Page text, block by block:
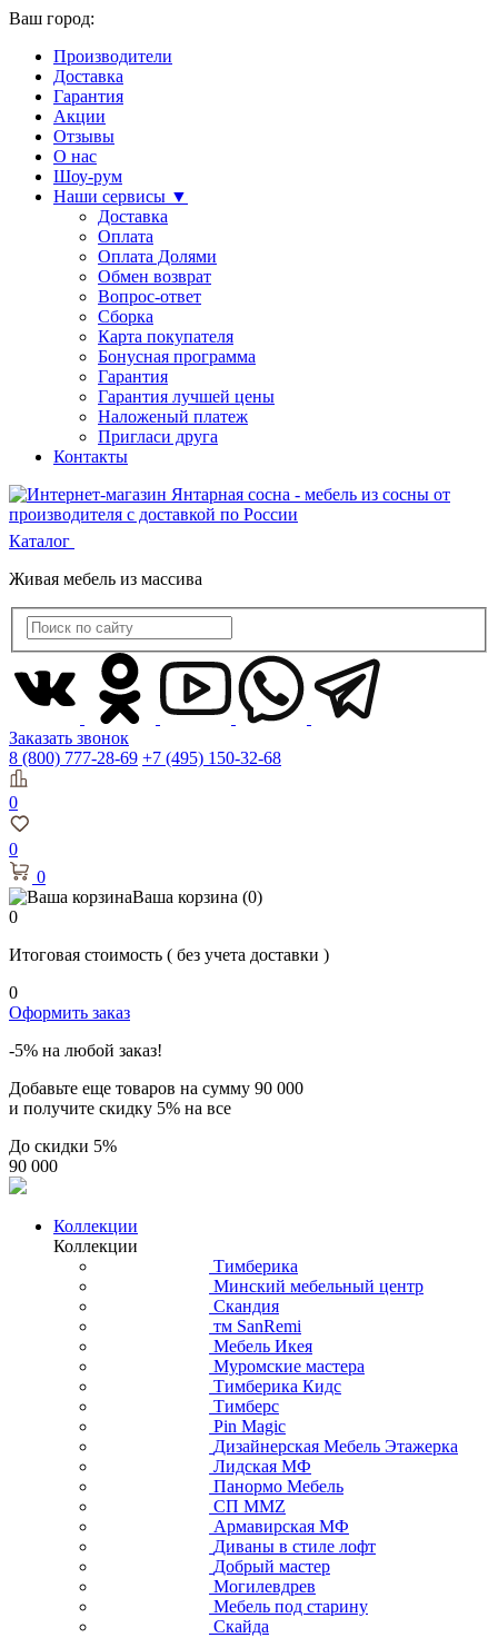
Ваш город:
Производители
Доставка
Гарантия
Акции
Отзывы
О нас
Шоу-рум
Наши сервисы ▼
Доставка
Оплата
Оплата Долями
Обмен возврат
Вопрос-ответ
Сборка
Карта покупателя
Бонусная программа
Гарантия
Гарантия лучшей цены
Наложеный платеж
Пригласи друга
Контакты
Каталог
Живая мебель из массива
Заказать звонок
8 (800) 777-28-69 +7 (495) 150-32-68
0
0
0
Ваша корзина (0)
0
Итоговая стоимость ( без учета доставки )
0
Оформить заказ
-5% на любой заказ!
Добавьте еще товаров на сумму 90 000
и получите скидку 5% на все
До скидки 5%
90 000
Коллекции
Коллекции
Тимберика
Минский мебельный центр
Скандия
тм SanRemi
Мебель Икея
Муромские мастера
Тимберика Кидс
Тимберс
Pin Magic
Дизайнерская Мебель Этажерка
Лидская МФ
Панормо Мебель
СП ММZ
Армавирская МФ
Диваны в стиле лофт
Добрый мастер
Могилевдрев
Мебель под старину
Скайда